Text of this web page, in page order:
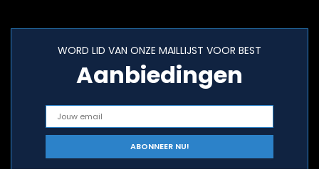
WORD LID VAN ONZE MAILLIJST VOOR BEST
Aanbiedingen